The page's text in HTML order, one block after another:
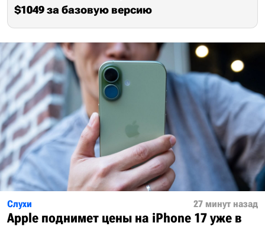
$1049 за базовую версию
Слухи 27 минут назад
Apple поднимет цены на iPhone 17 уже в